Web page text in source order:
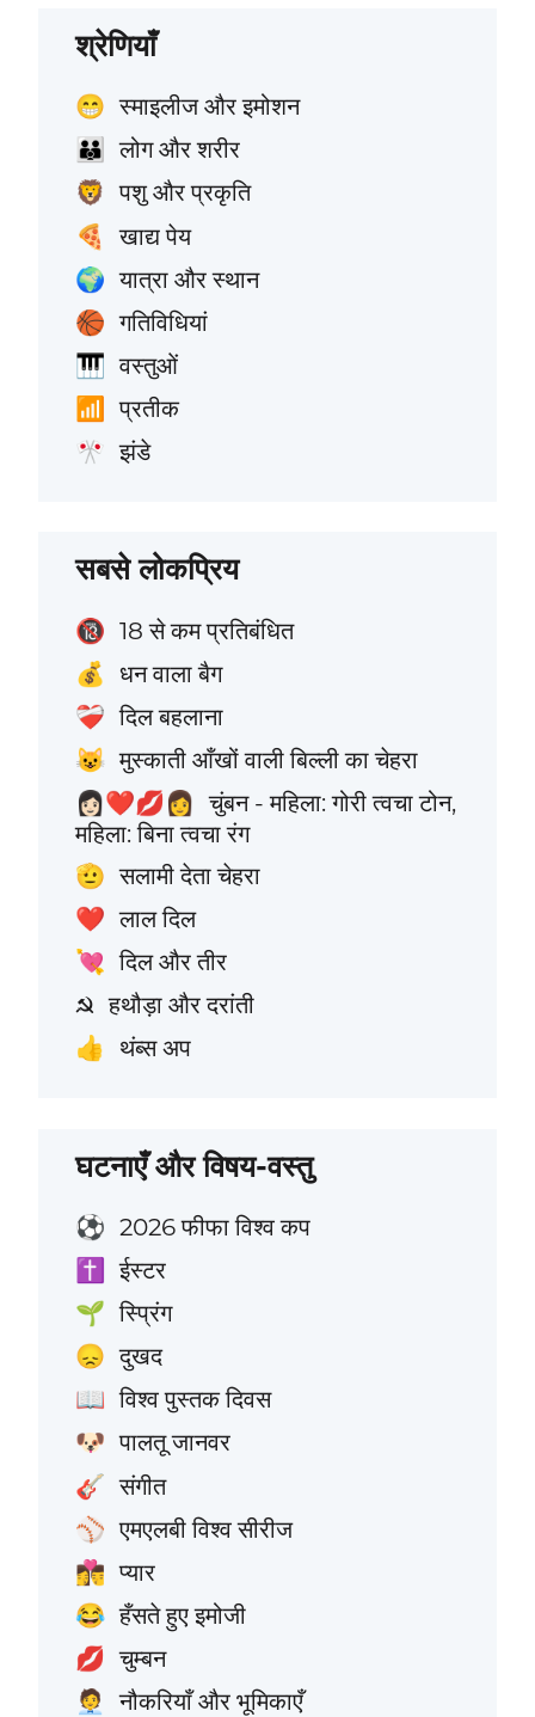
श्रेणियाँ
😁 स्माइलीज और इमोशन
👪 लोग और शरीर
🦁 पशु और प्रकृति
🍕 खाद्य पेय
🌍 यात्रा और स्थान
🏀 गतिविधियां
🎹 वस्तुओं
📶 प्रतीक
🎌 झंडे
सबसे लोकप्रिय
🔞 18 से कम प्रतिबंधित
💰 धन वाला बैग
❤️‍🩹 दिल बहलाना
😺 मुस्काती आँखों वाली बिल्ली का चेहरा
👩🏻‍❤️‍💋‍👩 चुंबन - महिला: गोरी त्वचा टोन,
महिला: बिना त्वचा रंग
🫡 सलामी देता चेहरा
❤️ लाल दिल
💘 दिल और तीर
☭ हथौड़ा और दरांती
👍 थंब्स अप
घटनाएँ और विषय-वस्तु
⚽ 2026 फीफा विश्व कप
✝️ ईस्टर
🌱 स्प्रिंग
😞 दुखद
📖 विश्व पुस्तक दिवस
🐶 पालतू जानवर
🎸 संगीत
⚾ एमएलबी विश्व सीरीज
👩‍❤️‍💋‍👨 प्यार
😂 हँसते हुए इमोजी
💋 चुम्बन
🧑‍💼 नौकरियाँ और भूमिकाएँ